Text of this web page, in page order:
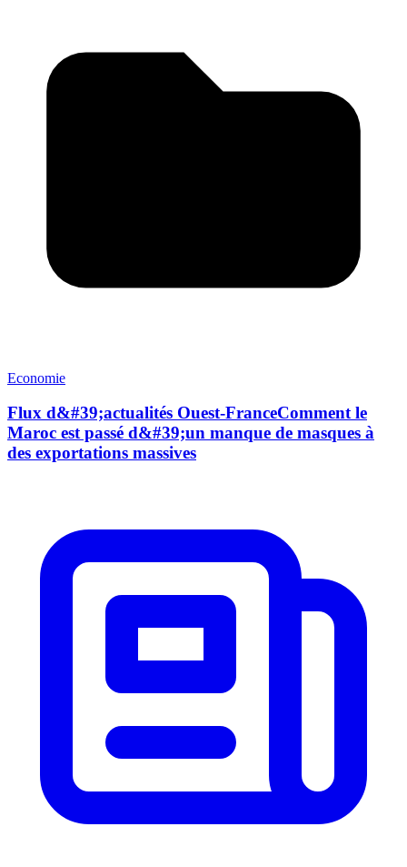
Economie
Flux d&#39;actualités Ouest-FranceComment le
Maroc est passé d&#39;un manque de masques à
des exportations massives